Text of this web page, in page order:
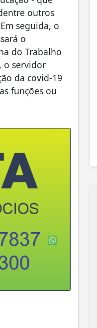
outros
seguida, o
o
do Trabalho
o servidor
da covid-19
funções ou